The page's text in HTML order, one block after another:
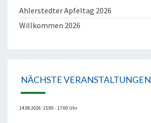
Ahlerstedter Apfeltag 2026
Willkommen 2026
NÄCHSTE VERANSTALTUNGEN
14.08.2026: 15:00 - 17:00 Uhr